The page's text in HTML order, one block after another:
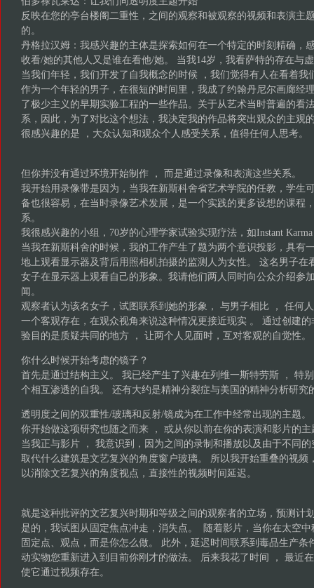
反映在您的亭台楼阁二重性，之间的观察和被观察的视频和表演主
的。
丹格拉汉姆：我感兴趣的主体是探索如何在一个特定的时刻精确，
收看/她的其他人又是谁在看他/她。 当我14岁，我看萨特的存在与
当我们年轻，我们开发了自我概念的时候 ，我们觉得有人在看着我
作为一个年轻的男子，在很短的时间里，我成了约翰丹尼尔画廊经
了极少主义的早期实验工程的一些作品。关于从艺术当时普遍的看
系，因此，为了对比这个想法，我决定我的作品将突出观众的主观
很感兴趣的是 ，大众认知和观众个人感受关系，值得任何人思考。
但你并没有通过环境开始制作 ， 而是通过录像和表演这些关系。
我开始用录像带是因为，当我在新斯科舍省艺术学院的任教，学生
备也很容易，在当时录像艺术发展，是一个实践的更多设想的课程
系。
我很感兴趣的小组，70岁的心理学家试验实现疗法，如Instant
当我在新斯科舍的时候，我的工作产生了题为两个意识投影，具有
地上观看显示器及背后用照相机拍摄的监测人为女性。 这名男子在
女子在显示器上观看自己的形象。我请他们两人同时向公众介绍参
闻。
观察者认为该名女子，试图联系到她的形象， 与男子相比 ， 任何
一个客观存在，在观众视角来说这种情况更接近现实 。 通过创建
验目的是质疑共同的地方 ， 让两个人见面时，互对客观的自觉性。
你什么时候开始考虑的镜子？
首先是通过结构主义。 我已经产生了兴趣在列维一斯特劳斯 ， 特
个相互渗透的自我。 还有大约是精神分裂症与美国的精神分析研
透明度之间的双重性/玻璃和反射/镜成为在工作中经常出现的主题
你开始做这项研究也随之而来 ， 或从你以前在你的表演和影片的
当我正与影片 ， 我意识到，因为之间的录制和播放以及由于不同
取代什么建筑是文艺复兴的角度窗户玻璃。 所以我开始重叠的视频
以消除文艺复兴的角度视点，直接性的视频时间延迟。
就是这种批评的文艺复兴时期和等级之间的观察者的立场，预测计
是的，我试图从固定焦点冲走，消失点。 随着影片，当你在太空
固定点、观点，而是你怎么做。 此外，延迟时间联系到毒品生产条
动实物您重新进入到目前你刚才的做法。 后来我花了时间 ， 最近
使它通过视频存在。